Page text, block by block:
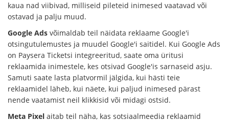
kaua nad viibivad, milliseid pileteid inimesed vaatavad või
ostavad ja palju muud.
Google Ads võimaldab teil näidata reklaame Google'i
otsingutulemustes ja muudel Google'i saitidel. Kui Google Ads
on Paysera Ticketsi integreeritud, saate oma üritusi
reklaamida inimestele, kes otsivad Google'is sarnaseid asju.
Samuti saate lasta platvormil jälgida, kui hästi teie
reklaamidel läheb, kui näete, kui paljud inimesed pärast
nende vaatamist neil klikkisid või midagi ostsid.
Meta Pixel aitab teil näha, kas sotsiaalmeedia reklaamid